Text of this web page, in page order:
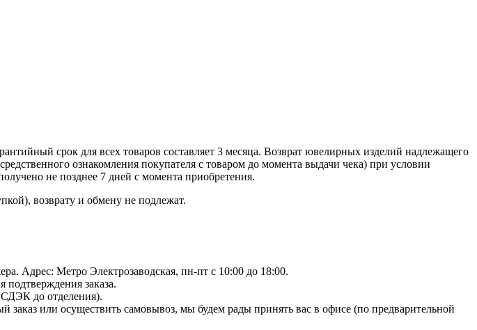
срок для всех товаров составляет 3 месяца. Возврат ювелирных изделий надлежащего
ознакомления покупателя с товаром до момента выдачи чека) при условии
не позднее 7 дней с момента приобретения.
возврату и обмену не подлежат.
Адрес: Метро Электрозаводская, пн-пт с 10:00 до 18:00.
подтверждения заказа.
до отделения).
или осуществить самовывоз, мы будем рады принять вас в офисе (по предварительной